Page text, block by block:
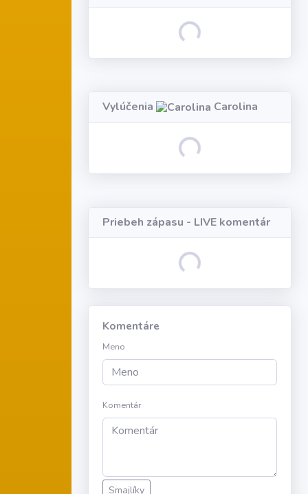
Loading...
Vylúčenia Carolina
Loading...
Priebeh zápasu - LIVE komentár
Loading...
Komentáre
Meno
Komentár
Smajlíky